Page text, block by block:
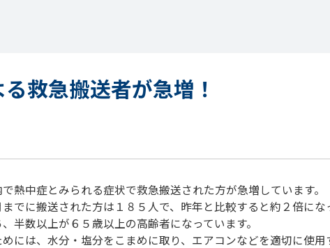
救急搬送者が急増！
熱中症とみられる症状で救急搬送された方が急増しています。
でに搬送された方は１８５人で、昨年と比較すると約２倍にな
半数以上が６５歳以上の高齢者になっています。
には、水分・塩分をこまめに取り、エアコンなどを適切に使用